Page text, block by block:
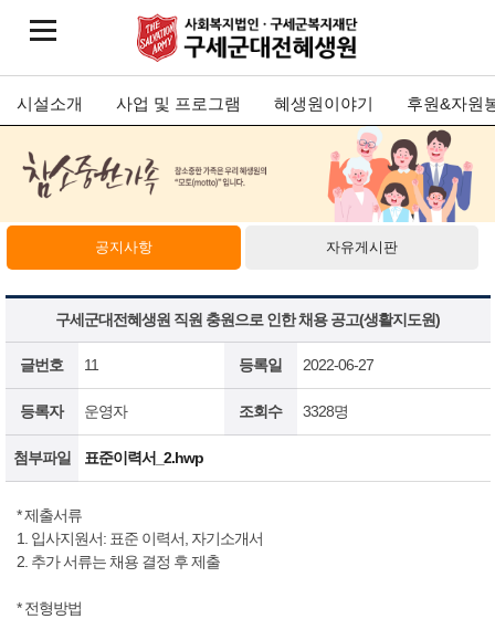
시설소개 사업 및 프로그램 혜생원이야기 후원&자원
공지사항 자유게시판
구세군대전혜생원 직원 충원으로 인한 채용 공고(생활지도원)
글번호 11 등록일 2022-06-27
등록자 운영자 조회수 3328명
첨부파일 표준이력서_2.hwp
* 제출서류
1. 입사지원서: 표준 이력서, 자기소개서
2. 추가 서류는 채용 결정 후 제출
* 전형방법